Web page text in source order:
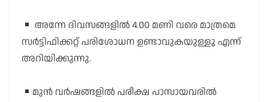
അന്നേ ദിവസങ്ങളിൽ 4.00 മണി വരെ മാത്രമെ
സർട്ടിഫിക്കറ്റ് പരിശോധന ഉണ്ടാവുകയുള്ളൂ എന്ന്
അറിയിക്കുന്നു.
മുൻ വർഷങ്ങളിൽ പരീക്ഷ പാസായവരിൽ